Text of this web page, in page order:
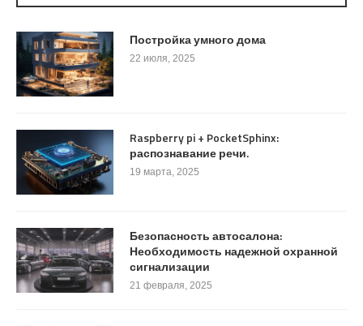
Постройка умного дома
22 июля, 2025
Raspberry pi + PocketSphinx:
распознавание речи.
19 марта, 2025
Безопасность автосалона:
Необходимость надежной охранной
сигнализации
21 февраля, 2025